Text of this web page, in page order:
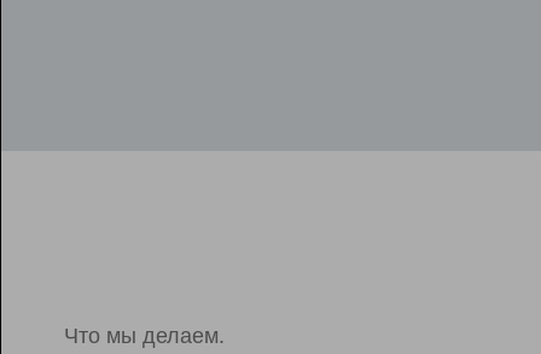
Что мы делаем.